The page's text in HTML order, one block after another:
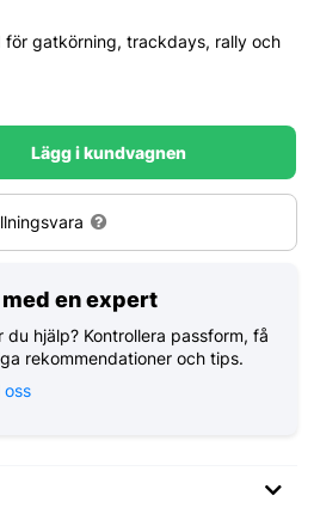
för gatkörning, trackdays, rally och
Lägg i kundvagnen
en expert
du hjälp? Kontrollera passform, få
rekommendationer och tips.
oss